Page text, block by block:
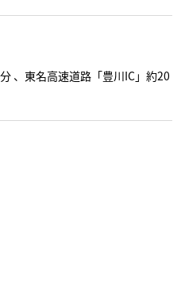
、東名高速道路「豊川IC」約20